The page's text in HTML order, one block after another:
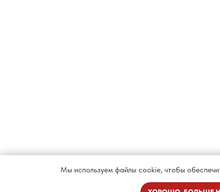
Мы используем файлы cookie, чтобы